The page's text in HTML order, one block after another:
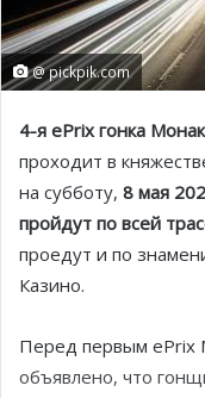
@ pickpik.com
4-я ePrix гонка
проходит в
на субботу, 8 мая
пройдут по всей
проедут и по
Казино.
Перед первым ePrix
объявлено, что